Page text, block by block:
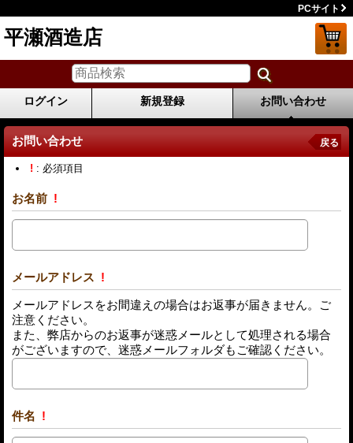
PCサイト
平瀬酒造店
ログイン 新規登録 お問い合わせ
お問い合わせ 戻る
! : 必須項目
お名前 !
メールアドレス !
メールアドレスをお間違えの場合はお返事が届きません。ご
注意ください。
また、弊店からのお返事が迷惑メールとして処理される場合
がございますので、迷惑メールフォルダもご確認ください。
件名 !